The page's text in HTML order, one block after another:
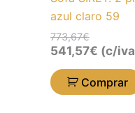
azul claro 59
773,67€
541,57€ (c/
Comprar